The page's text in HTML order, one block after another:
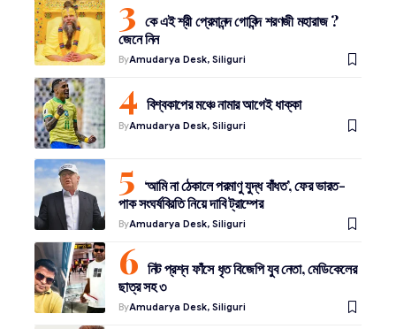
কে এই শ্রী প্রেমানন্দ গোবিন্দ শরণজী মহারাজ ?
জেনে নিন
ByAmudarya Desk, Siliguri
বিশ্বকাপের মঞ্চে নামার আগেই ধাক্কা
ByAmudarya Desk, Siliguri
‘আমি না ঠেকালে পরমাণু যুদ্ধ বাঁধত’, ফের ভারত-
পাক সংঘর্ষবিরতি নিয়ে দাবি ট্রাম্পের
ByAmudarya Desk, Siliguri
নিট প্রশ্ন ফাঁসে ধৃত বিজেপি যুব নেতা, মেডিকেলের
ছাত্র সহ ৩
ByAmudarya Desk, Siliguri